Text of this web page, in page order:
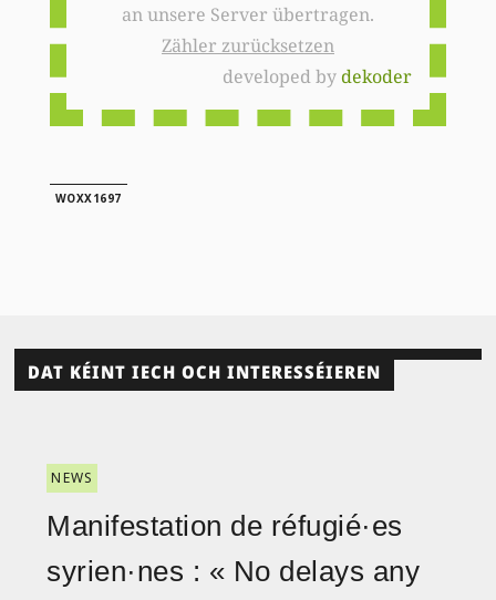
an unsere Server übertragen.
Zähler zurücksetzen
developed bydekoder
WOXX1697
DAT KÉINT IECH OCH INTERESSÉIEREN
NEWS
Manifestation de réfugié·es
syrien·nes : « No delays any